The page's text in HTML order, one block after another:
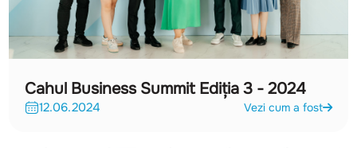
Cahul Business Summit Ediția 3 - 2024
12.06.2024 Vezi cum a fost